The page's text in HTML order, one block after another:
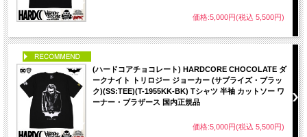
価格:5,000円(税込 5,500円)
(ハードコアチョコレート) HARDCORE CHOCOLATE ダ
ークナイト トリロジー ジョーカー (サプライズ・ブラッ
ク)(SS:TEE)(T-1955KK-BK) Tシャツ 半袖 カットソー ワ
ーナー・ブラザース 国内正規品
価格:5,000円(税込 5,500円)